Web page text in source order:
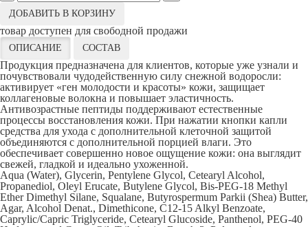
ДОБАВИТЬ В КОРЗИНУ
товар доступен для свободной продажи
ОПИСАНИЕ СОСТАВ
Продукция предназначена для клиентов, которые уже узнали и
почувствовали чудодейственную силу снежной водоросли:
активирует «ген молодости и красоты» кожи, защищает
коллагеновые волокна и повышает эластичность.
Антивозрастные пептиды поддерживают естественные
процессы восстановления кожи. При нажатии кнопки капли
средства для ухода с дополнительной клеточной защитой
объединяются с дополнительной порцией влаги. Это
обеспечивает совершенно новое ощущение кожи: она выглядит
свежей, гладкой и идеально ухоженной.
Aqua (Water), Glycerin, Pentylene Glycol, Cetearyl Alcohol,
Propanediol, Oleyl Erucate, Butylene Glycol, Bis-PEG-18 Methyl
Ether Dimethyl Silane, Squalane, Butyrospermum Parkii (Shea) Butter,
Agar, Alcohol Denat., Dimethicone, C12-15 Alkyl Benzoate,
Caprylic/Capric Triglyceride, Cetearyl Glucoside, Panthenol, PEG-40